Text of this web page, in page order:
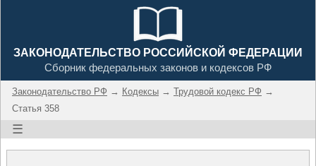
ЗАКОНОДАТЕЛЬСТВО РОССИЙСКОЙ ФЕДЕРАЦИИ
Сборник федеральных законов и кодексов РФ
Законодательство РФ → Кодексы → Трудовой кодекс РФ →
Статья 358
☰